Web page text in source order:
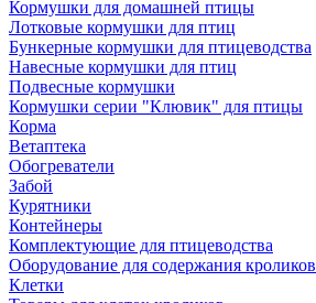
Кормушки для домашней птицы
Лотковые кормушки для птиц
Бункерные кормушки для птицеводства
Навесные кормушки для птиц
Подвесные кормушки
Кормушки серии "Клювик" для птицы
Корма
Ветаптека
Обогреватели
Забой
Курятники
Контейнеры
Комплектующие для птицеводства
Оборудование для содержания кроликов
Клетки